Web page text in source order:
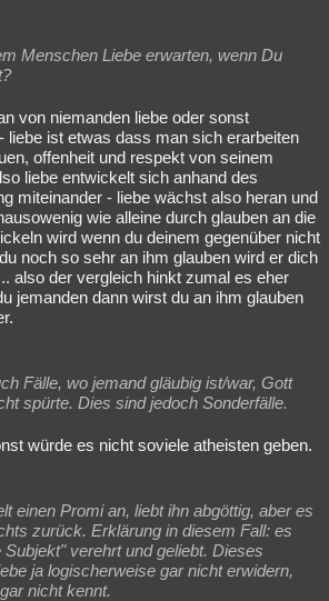
Menschen Liebe erwarten, wenn Du
von niemanden liebe oder sonst
liebe ist etwas dass man sich erarbeiten
offenheit und respekt von seinem
liebe entwickelt sich anhand des
miteinander - liebe wächst also heran und
wie alleine durch glauben an die
wird wenn du deinem gegenüber nicht
noch so sehr an ihm glauben wird er dich
also der vergleich hinkt zumal es eher
jemanden dann wirst du an ihm glauben
Fälle, wo jemand gläubig ist/war, Gott
spürte. Dies sind jedoch Sonderfälle.
würde es nicht soviele atheisten geben.
einen Promi an, liebt ihn abgöttig, aber es
zurück. Erklärung in diesem Fall: es
verehrt und geliebt. Dieses
ja logischerweise gar nicht erwidern,
nicht kennt.